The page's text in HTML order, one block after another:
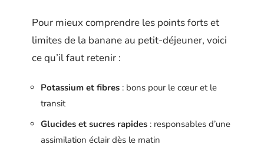
Pour mieux comprendre les points forts et
limites de la banane au petit-déjeuner, voici
ce qu’il faut retenir :
Potassium et fibres : bons pour le cœur et le
transit
Glucides et sucres rapides : responsables d’une
assimilation éclair dès le matin